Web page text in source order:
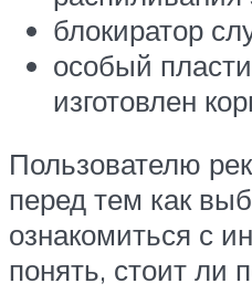
блокиратор
особый
изготовлен
Пользователю
перед тем как
ознакомиться с
понять, стоит ли